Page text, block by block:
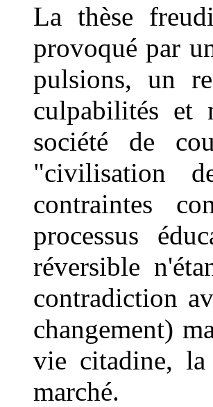
La thèse
provoqué par
pulsions, un
culpabilités et
société de
"civilisation
contraintes
processus
réversible
contradiction
changement)
vie citadine,
marché.